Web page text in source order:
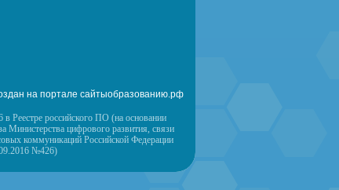
на портале сайтыобразованию.рф
Реестре российского ПО (на основании
Министерства цифрового развития, связи
коммуникаций Российской Федерации
№426)